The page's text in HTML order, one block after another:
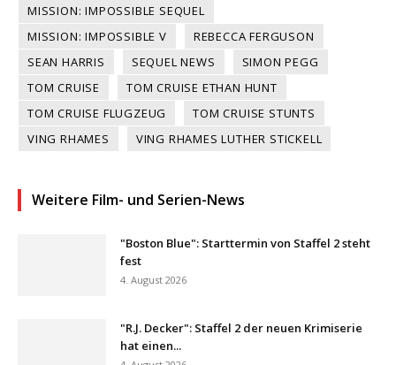
MISSION: IMPOSSIBLE SEQUEL
MISSION: IMPOSSIBLE V
REBECCA FERGUSON
SEAN HARRIS
SEQUEL NEWS
SIMON PEGG
TOM CRUISE
TOM CRUISE ETHAN HUNT
TOM CRUISE FLUGZEUG
TOM CRUISE STUNTS
VING RHAMES
VING RHAMES LUTHER STICKELL
Weitere Film- und Serien-News
"Boston Blue": Starttermin von Staffel 2 steht
fest
4. August 2026
"R.J. Decker": Staffel 2 der neuen Krimiserie
hat einen...